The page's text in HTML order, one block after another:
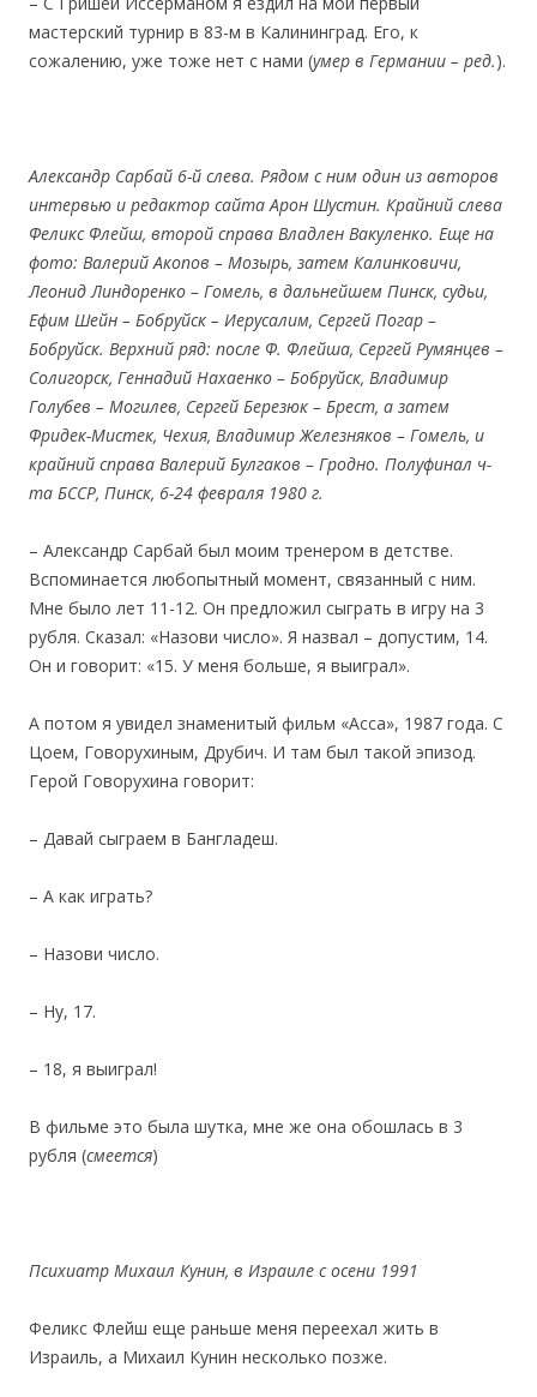
мастерский турнир в 83-м в Калининград. Его, к
сожалению, уже тоже нет с нами (умер в Германии – ред.).
Александр Сарбай 6-й слева. Рядом с ним один из авторов
интервью и редактор сайта Арон Шустин. Крайний слева
Феликс Флейш, второй справа Владлен Вакуленко. Еще на
фото: Валерий Акопов – Мозырь, затем Калинковичи,
Леонид Линдоренко – Гомель, в дальнейшем Пинск, судьи,
Ефим Шейн – Бобруйск – Иерусалим, Сергей Погар –
Бобруйск. Верхний ряд: после Ф. Флейша, Сергей Румянцев –
Солигорск, Геннадий Нахаенко – Бобруйск, Владимир
Голубев – Могилев, Сергей Березюк – Брест, а затем
Фридек-Мистек, Чехия, Владимир Железняков – Гомель, и
крайний справа Валерий Булгаков – Гродно. Полуфинал ч-
та БССР, Пинск, 6-24 февраля 1980 г.
– Александр Сарбай был моим тренером в детстве.
Вспоминается любопытный момент, связанный с ним.
Мне было лет 11-12. Он предложил сыграть в игру на 3
рубля. Сказал: «Назови число». Я назвал – допустим, 14.
Он и говорит: «15. У меня больше, я выиграл».
А потом я увидел знаменитый фильм «Асса», 1987 года. С
Цоем, Говорухиным, Друбич. И там был такой эпизод.
Герой Говорухина говорит:
– Давай сыграем в Бангладеш.
– А как играть?
– Назови число.
– Ну, 17.
– 18, я выиграл!
В фильме это была шутка, мне же она обошлась в 3
рубля (смеется)
Психиатр Михаил Кунин, в Израиле с осени 1991
Феликс Флейш еще раньше меня переехал жить в
Израиль, а Михаил Кунин несколько позже.